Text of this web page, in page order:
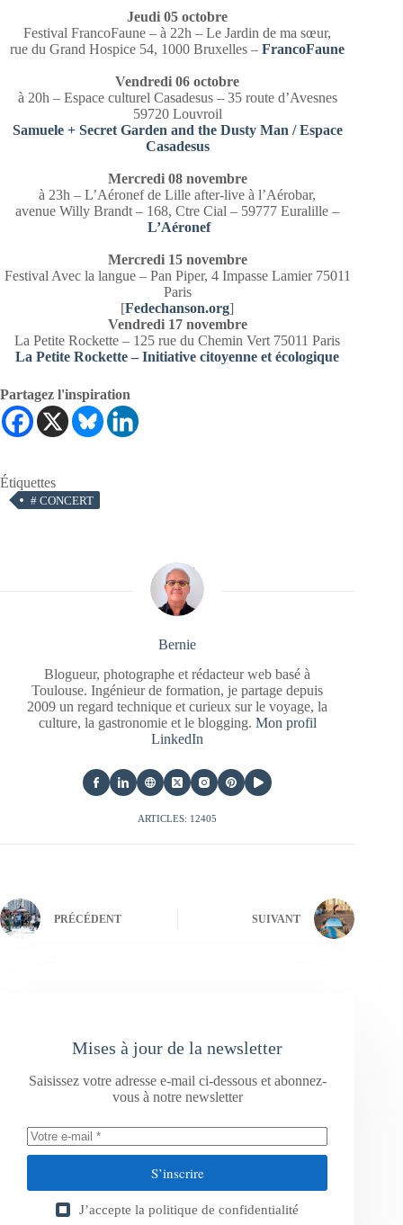
Jeudi 05 octobre
Festival FrancoFaune – à 22h – Le Jardin de ma sœur,
rue du Grand Hospice 54, 1000 Bruxelles –FrancoFaune
Vendredi 06 octobre
à 20h – Espace culturel Casadesus – 35 route d’Avesnes
59720 Louvroil
Samuele + Secret Garden and the Dusty Man / Espace
Casadesus
Mercredi 08 novembre
à 23h – L’Aéronef de Lille after-live à l’Aérobar,
avenue Willy Brandt – 168, Ctre Cial – 59777 Euralille –
L’Aéronef
Mercredi 15 novembre
Festival Avec la langue – Pan Piper, 4 Impasse Lamier 75011
Paris
[Fedechanson.org]
Vendredi 17 novembre
La Petite Rockette – 125 rue du Chemin Vert 75011 Paris
La Petite Rockette – Initiative citoyenne et écologique
Partagez l'inspiration
Étiquettes
# CONCERT
Bernie
Blogueur, photographe et rédacteur web basé à
Toulouse. Ingénieur de formation, je partage depuis
2009 un regard technique et curieux sur le voyage, la
culture, la gastronomie et le blogging. Mon profil
LinkedIn
ARTICLES: 12405
PRÉCÉDENT SUIVANT
Mises à jour de la newsletter
Saisissez votre adresse e-mail ci-dessous et abonnez-
vous à notre newsletter
S’inscrire
J’accepte la politique de confidentialité